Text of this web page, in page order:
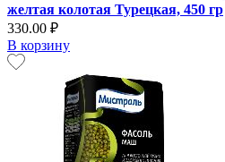
желтая колотая Турецкая, 450 гр
330.00 ₽
В корзину